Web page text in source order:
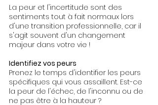
La peur et l'incertitude sont des
sentiments tout à fait normaux lors
d'une transition professionnelle, car il
s'agit souvent d'un changement
majeur dans votre vie !
Identifiez vos peurs
Prenez le temps d'identifier les peurs
spécifiques qui vous assaillent. Est-ce
la peur de l'échec, de l'inconnu ou de
ne pas être à la hauteur ?